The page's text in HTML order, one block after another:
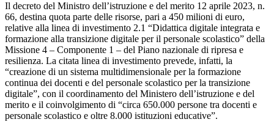
Il decreto del Ministro dell’istruzione e del merito 12 aprile 2023, n.
66, destina quota parte delle risorse, pari a 450 milioni di euro,
relative alla linea di investimento 2.1 “Didattica digitale integrata e
formazione alla transizione digitale per il personale scolastico” della
Missione 4 – Componente 1 – del Piano nazionale di ripresa e
resilienza. La citata linea di investimento prevede, infatti, la
“creazione di un sistema multidimensionale per la formazione
continua dei docenti e del personale scolastico per la transizione
digitale”, con il coordinamento del Ministero dell’istruzione e del
merito e il coinvolgimento di “circa 650.000 persone tra docenti e
personale scolastico e oltre 8.000 istituzioni educative”.